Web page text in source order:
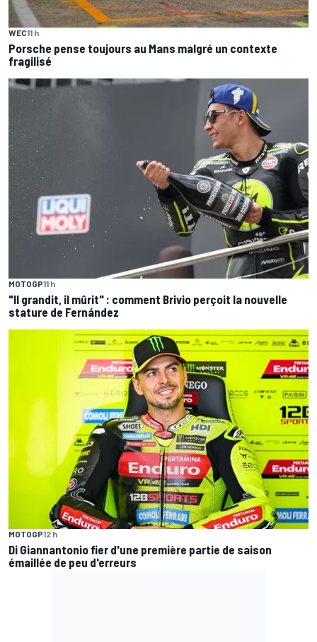
WEC11 h
Porsche pense toujours au Mans malgré un contexte
fragilisé
MOTOGP11 h
"Il grandit, il mûrit" : comment Brivio perçoit la nouvelle
stature de Fernández
MOTOGP12 h
Di Giannantonio fier d'une première partie de saison
émaillée de peu d'erreurs